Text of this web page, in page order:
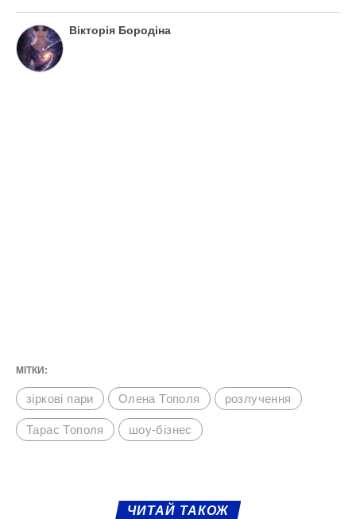
Вікторія Бородіна
МІТКИ:
зіркові пари Олена Тополя розлучення
Тарас Тополя шоу-бізнес
ЧИТАЙ ТАКОЖ